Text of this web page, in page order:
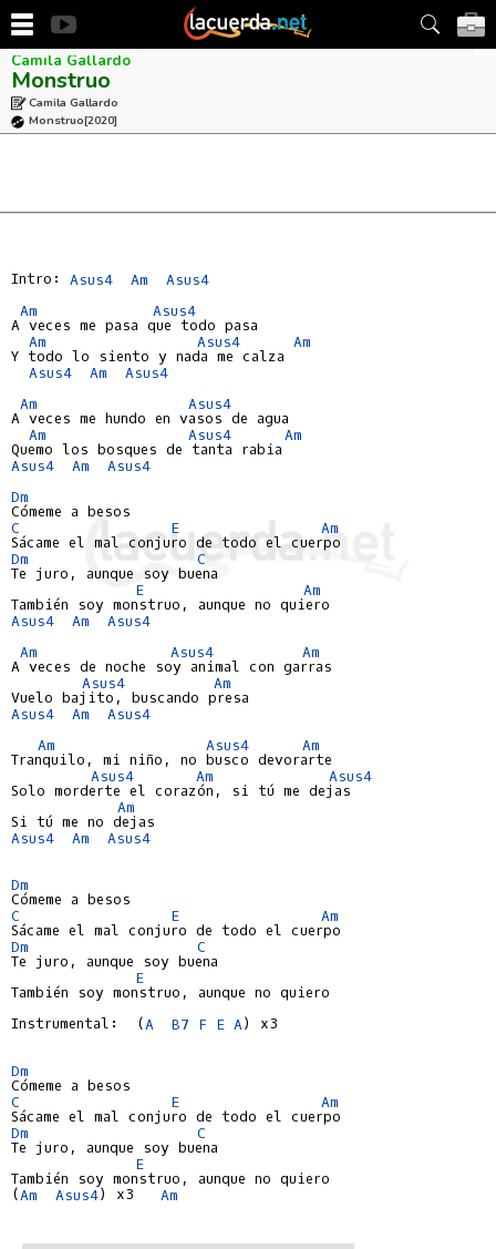
Camila Gallardo
Monstruo
Camila Gallardo
Monstruo[2020]
Intro: Asus4 Am
Asus4
Am
Asus4
A veces me pasa que todo pasa
Am
Asus4
Am
Y todo lo siento y nada me calza
Asus4
Am
Asus4
Am
Asus4
A veces me hundo en vasos de agua
Am
Asus4
Am
Asus4
Am
Asus4
Dm
C
E
Am
Dm
C
Te juro, aunque soy buena
E
Am
Asus4
Am
Asus4
Am
Asus4
Am
A veces de noche soy animal con garras
Asus4
Am
Asus4
Am
Asus4
Am
Asus4
Am
Tranquilo, mi niño, no busco devorarte
Asus4
Am
Asus4
Solo morderte el corazón, si tú me dejas
Am
Asus4
Am Asus4
Dm
C
E
Am
Dm
C
Te juro, aunque soy buena
E
También soy monstruo, aunque no quiero
Instrumental:  (A B7 F E A) x3
Dm
C
E
Am
Dm
C
Te juro, aunque soy buena
E
También soy monstruo, aunque no quiero
(Am Asus4) x3 Am